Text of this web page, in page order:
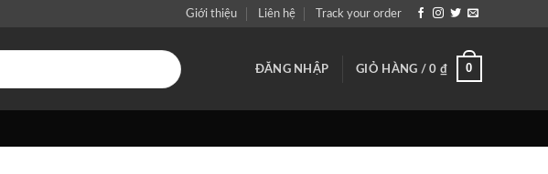
Giới thiệu Liên hệ Track your order
ĐĂNG NHẬP GIỎ HÀNG /0 ₫ 0